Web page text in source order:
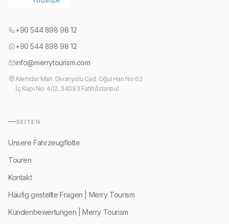
+90 544 898 98 12
+90 544 898 98 12
info@merrytourism.com
Alemdar Mah. Divanyolu Cad. Oğul Han No:62
İç Kapı No: 402, 34093 Fatih/İstanbul
SEITEN
Unsere Fahrzeugflotte
Touren
Kontakt
Häufig gestellte Fragen | Merry Tourism
Kundenbewertungen | Merry Tourism